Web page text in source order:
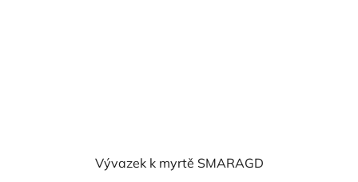
Vývazek k myrtě SMARAGD